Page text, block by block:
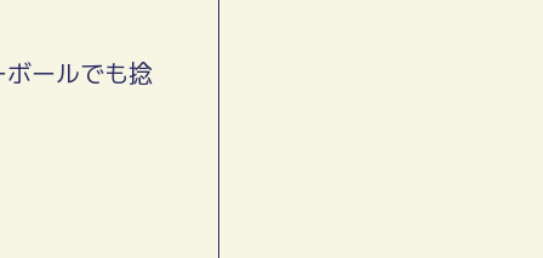
ールでも捻